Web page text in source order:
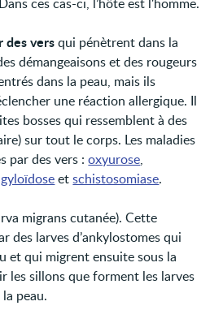
des versqui pénètrent dans la
démangeaisons et des rougeurs
dans la peau, mais ils
une réaction allergique. Il
bosses qui ressemblent à des
sur tout le corps. Les maladies
par des vers :oxyurose,
etschistosomiase.
migrans cutanée). Cette
des larves d’ankylostomes qui
et qui migrent ensuite sous la
les sillons que forment les larves
peau.